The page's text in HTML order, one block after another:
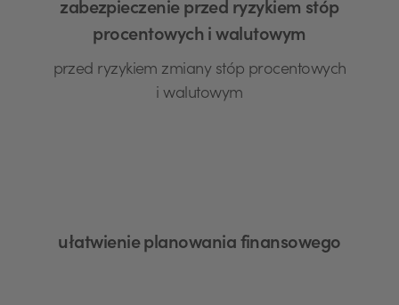
zabezpieczenie przed ryzykiem stóp
procentowych i walutowym
przed ryzykiem zmiany stóp procentowych
i walutowym
ułatwienie planowania finansowego